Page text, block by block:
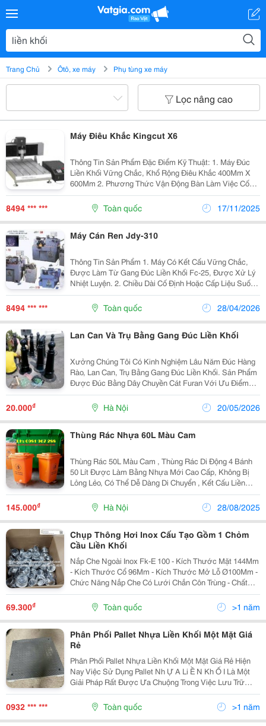
Trang Chủ Ôtô, xe máy Phụ tùng xe máy
Lọc nâng cao
Máy Điêu Khắc Kingcut X6
Thông Tin Sản Phẩm Đặc Điểm Kỹ Thuật: 1. Máy Đúc
Liền Khối Vững Chắc, Khổ Rộng Điêu Khắc 400Mm X
600Mm 2. Phương Thức Vận Động Bàn Làm Việc Cố
Định, Các Trục Chuyển Động. Vật Liệu Đưa Vào Có Thể
Dài Hơn Khổ Rộng Thực Khắc. 3. Bộ Điều Khiển Đa...
8494 *** *** Toàn quốc 17/11/2025
Máy Cán Ren Jdy-310
Thông Tin Sản Phẩm 1. Máy Có Kết Cấu Vững Chắc,
Được Làm Từ Gang Đúc Liền Khối Fc-25, Được Xử Lý
Nhiệt Luyện. 2. Chiều Dài Cố Định Hoặc Cấp Liệu Suốt;
Được Trang Bị Đồng Hồ Thời Gian Để Điều Chỉnh Thời
Gian Làm Việc. 3. Đặc Biệt Phù Hợp Để...
8494 *** *** Toàn quốc 28/04/2026
Lan Can Và Trụ Bằng Gang Đúc Liền Khối
Xưởng Chúng Tôi Có Kinh Nghiệm Lâu Năm Đúc Hàng
Rào, Lan Can, Trụ Bằng Gang Đúc Liền Khối. Sản Phẩm
Được Đúc Bằng Dây Chuyền Cát Furan Với Ưu Điểm
Liền Khối, Kích Thước Lớn, Bề Mặt Đẹp Đa Dạng Về
Mẫu Mã, Chủng Loại, Đáp Ứng Mọi Yêu Cầu Về Đúc
20.000₫ Hà Nội 20/05/2026
Thùng Rác Nhựa 60L Màu Cam
Thùng Rác 50L Màu Cam , Thùng Rác Di Động 4 Bánh
50 Lít Được Làm Bằng Nhựa Mới Cao Cấp, Không Bị
Lỏng Lẻo, Có Thể Dễ Dàng Di Chuyển , Kết Cấu Liền
Khối Nên Có Độ Chịu Lực Và Độ Bền Vượt Trội. Phù
Hợp Để Thu Gom Chất Thải Hoặc Xử Lý Nguyên Liệu Ở
145.000₫ Hà Nội 28/08/2025
Chụp Thông Hơi Inox Cấu Tạo Gồm 1 Chỏm
Cầu Liền Khối
Nắp Che Ngoài Inox Fk-E 100 - Kích Thước Mặt 144Mm
- Kích Thước Cổ 96Mm - Kích Thước Mở Lỗ Ø100Mm -
Chức Năng Nắp Che Có Lưới Chắn Côn Trùng - Chất
Liệu Inox-201 - Hàng Mới 100% - Phân Phối Chính Hùng
Vương ====================== Xin Vui...
69.300₫ Toàn quốc >1 năm
Phân Phối Pallet Nhựa Liền Khối Một Mặt Giá
Rẻ
Phân Phối Pallet Nhựa Liền Khối Một Mặt Giá Rẻ Hiện
Nay Việc Sử Dụng Pallet Nh Ự A Li Ề N Kh Ố I Là Một
Giải Pháp Rất Được Ưa Chuộng Trong Việc Lưu Trữ
Hàng Hóa Ở Các Kho, Bãi Hoặc Phục Vụ Cho Quá Trình
Vận Chuyển Và Nó Đã Trở Thành Một Trong Những...
0932 *** *** Toàn quốc >1 năm